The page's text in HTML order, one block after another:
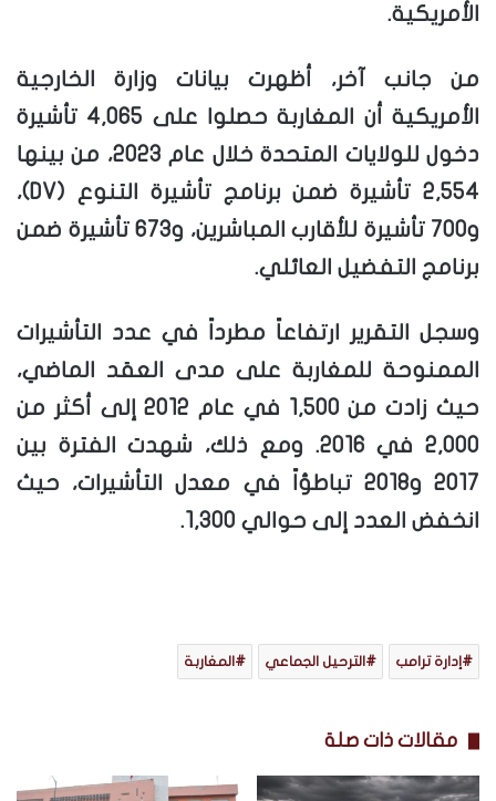
الأمريكية.
من جانب آخر، أظهرت بيانات وزارة الخارجية
الأمريكية أن المغاربة حصلوا على 4,065 تأشيرة
دخول للولايات المتحدة خلال عام 2023، من بينها
2,554 تأشيرة ضمن برنامج تأشيرة التنوع (DV)،
و700 تأشيرة للأقارب المباشرين، و673 تأشيرة ضمن
برنامج التفضيل العائلي.
وسجل التقرير ارتفاعاً مطرداً في عدد التأشيرات
الممنوحة للمغاربة على مدى العقد الماضي،
حيث زادت من 1,500 في عام 2012 إلى أكثر من
2,000 في 2016. ومع ذلك، شهدت الفترة بين
2017 و2018 تباطؤاً في معدل التأشيرات، حيث
انخفض العدد إلى حوالي 1,300.
إدارة ترامب الترحيل الجماعي المغاربة
مقالات ذات صلة